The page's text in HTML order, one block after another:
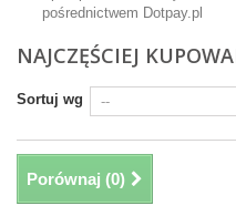
NAJCZĘŚCIEJ
Sortuj wg
Porównaj (0)